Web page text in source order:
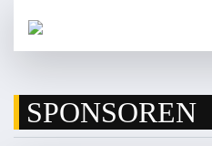
SPONSOREN